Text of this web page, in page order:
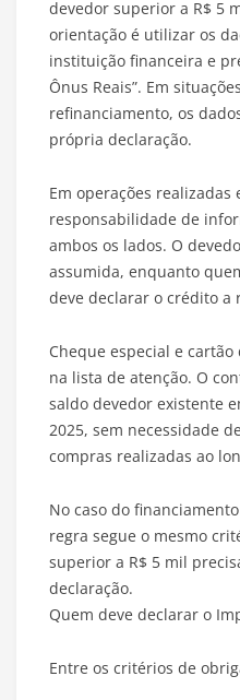
devedor superior a R$ 5
orientação é utilizar os
instituição financeira e
Ônus Reais”. Em
refinanciamento, os
própria declaração.
Em operações realizadas
responsabilidade de
ambos os lados. O
assumida, enquanto
deve declarar o crédito a
Cheque especial e
na lista de atenção. O
saldo devedor existente
2025, sem necessidade
compras realizadas ao
No caso do
regra segue o mesmo
superior a R$ 5 mil
declaração.
Quem deve declarar o
Entre os critérios de